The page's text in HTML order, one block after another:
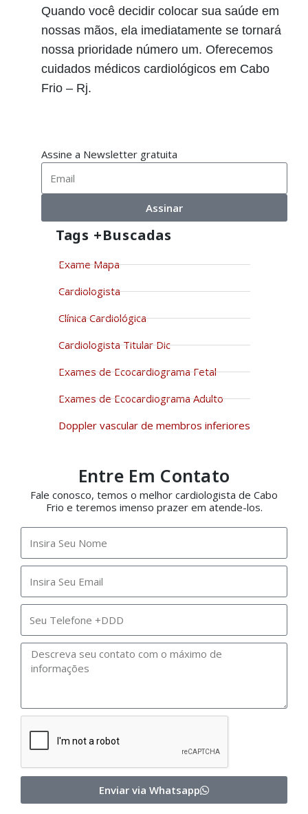
Quando você decidir colocar sua saúde em
nossas mãos, ela imediatamente se tornará
nossa prioridade número um. Oferecemos
cuidados médicos cardiológicos em Cabo
Frio – Rj.
Assine a Newsletter gratuita
Assinar
Tags +buscadas
Exame Mapa
Cardiologista
Clínica Cardiológica
Cardiologista Titular Dic
Exames de Ecocardiograma Fetal
Exames de Ecocardiograma Adulto
Doppler vascular de membros inferiores
Entre Em Contato
Fale conosco, temos o melhor cardiologista de Cabo
Frio e teremos imenso prazer em atende-los.
Enviar via Whatsapp